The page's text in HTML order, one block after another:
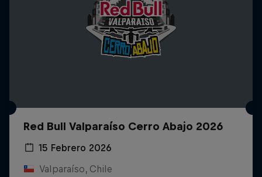
Red Bull Valparaíso Cerro Abajo 2026
15 Febrero 2026
Valparaíso, Chile